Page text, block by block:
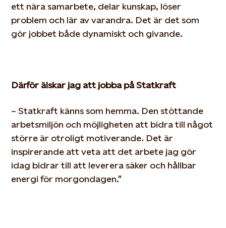
ett nära samarbete, delar kunskap, löser
problem och lär av varandra. Det är det som
gör jobbet både dynamiskt och givande.
Därför älskar jag att jobba på Statkraft
– Statkraft känns som hemma. Den stöttande
arbetsmiljön och möjligheten att bidra till något
större är otroligt motiverande. Det är
inspirerande attveta att det arbete jag gör
idag bidrar till att leverera säker och hållbar
energi för morgondagen."